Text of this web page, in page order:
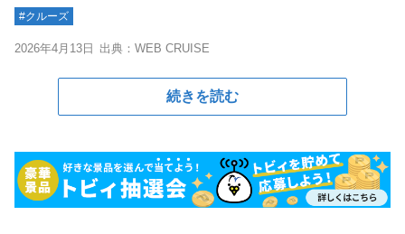
#クルーズ
2026年4月13日 出典：WEB CRUISE
続きを読む